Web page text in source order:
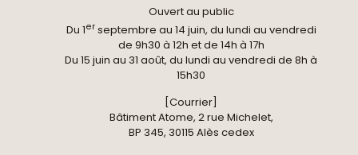
Ouvert au public
Du 1erseptembre au 14 juin, du lundi au vendredi
de 9h30 à 12h et de 14h à 17h
Du 15 juin au 31 août, du lundi au vendredi de 8h à
15h30
[Courrier]
Bâtiment Atome, 2 rue Michelet,
BP 345, 30115 Alès cedex